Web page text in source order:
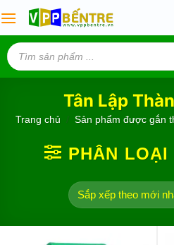
to
content
Tìm
kiếm
sản
phẩm
Tân Lập
Trang chủ Sản phẩm được gắn
PHÂN LOẠI